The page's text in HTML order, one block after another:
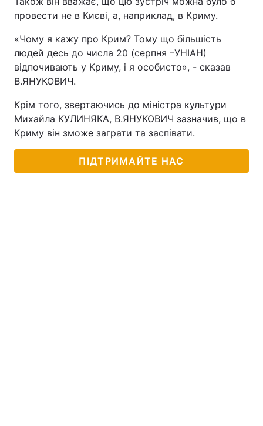
Лонгріди
Відео з Youtube Статті
Інтерв'ю
Архів Вакансії
Контакти
провести не в Києві, а, наприклад, в Криму.
«Чому я кажу про Крим? Тому що більшість
людей десь до числа 20 (серпня –УНІАН)
відпочивають у Криму, і я особисто», - сказав
В.ЯНУКОВИЧ.
Крім того, звертаючись до міністра культури
Михайла КУЛИНЯКА, В.ЯНУКОВИЧ зазначив, що в
Криму він зможе заграти та заспівати.
ПІДТРИМАЙТЕ НАС